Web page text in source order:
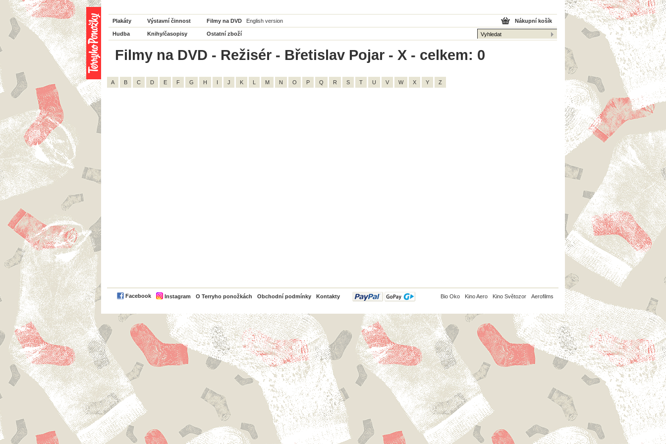
Plakáty Výstavní činnost Filmy na DVD English version
Hudba Knihy/časopisy Ostatní zboží
Nákupní košík
Filmy na DVD - Režisér - Břetislav Pojar - X - celkem: 0
A B C D E F G H I J K L M N O P Q R S T U V W X Y Z
Facebook Instagram O Terryho ponožkách Obchodní podmínky Kontakty
PayPal Bio Oko Kino Aero Kino Světozor Aerofilms